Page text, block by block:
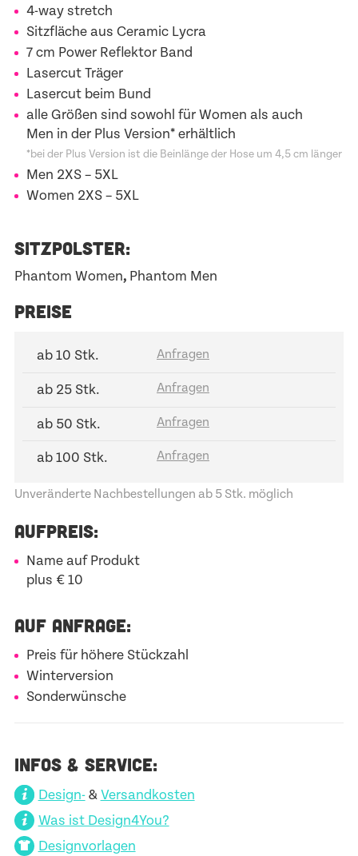
4-way stretch
Sitzfläche aus Ceramic Lycra
7 cm Power Reflektor Band
Lasercut Träger
Lasercut beim Bund
alle Größen sind sowohl für Women als auch
Men in der Plus Version* erhältlich
*bei der Plus Version ist die Beinlänge der Hose um 4,5 cm länger
Men 2XS – 5XL
Women 2XS – 5XL
SITZPOLSTER:
Phantom Women, Phantom Men
PREISE
ab 10 Stk.
ab 25 Stk.
ab 50 Stk.
ab 100 Stk.
Unveränderte Nachbestellungen ab 5 Stk. möglich
AUFPREIS:
Name auf Produkt
plus € 10
AUF ANFRAGE:
Preis für höhere Stückzahl
Winterversion
Sonderwünsche
INFOS & SERVICE:
Design-& Versandkosten
Was ist Design4You?
Designvorlagen